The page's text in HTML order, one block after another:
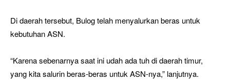
Di daerah tersebut, Bulog telah menyalurkan beras untuk
kebutuhan ASN.
“Karena sebenarnya saat ini udah ada tuh di daerah timur,
yang kita salurin beras-beras untuk ASN-nya,” lanjutnya.